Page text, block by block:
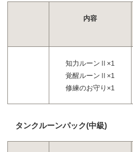
内容
知力ルーンⅡ×1
覚醒ルーンⅡ×1
修練のお守り×1
タンクルーンパック(中級)